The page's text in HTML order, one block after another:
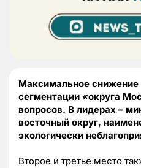
Максимальное снижение
сегментации «округа
вопросов. В лидерах –
восточный округ,
экологически
Второе и третье место